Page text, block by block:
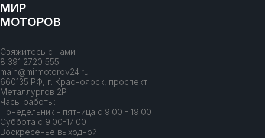
МИР
МОТОРОВ
Свяжитесь с нами:
8 391 2720 555
main@mirmotorov24.ru
660135 РФ, г. Красноярск, проспект
Металлургов 2Р
Часы работы:
Понедельник - пятница с 9:00 - 19:00
Суббота с 9:00-17:00
Воскресенье выходной